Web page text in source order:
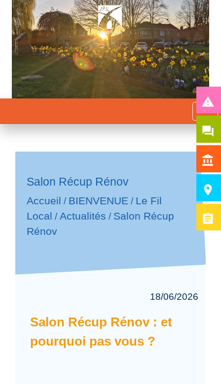
menu
Salon Récup Rénov
Accueil / BIENVENUE / Le Fil
Local / Actualités / Salon Récup
Rénov
18/06/2026
Salon Récup Rénov : et
pourquoi pas vous ?
report_problem
question_answer
account_balance
room
assignment